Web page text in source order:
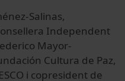
Salinas,
Independent
Mayor-
Cultura de Paz,
i copresident de